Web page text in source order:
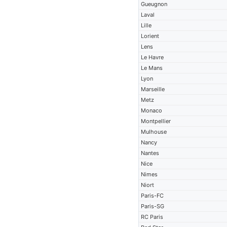
Gueugnon
Laval
Lille
Lorient
Lens
Le Havre
Le Mans
Lyon
Marseille
Metz
Monaco
Montpellier
Mulhouse
Nancy
Nantes
Nice
Nimes
Niort
Paris-FC
Paris-SG
RC Paris